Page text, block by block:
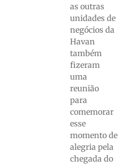
as outras
unidades de
negócios da
Havan
também
fizeram
uma
reunião
para
comemorar
esse
momento de
alegria pela
chegada do